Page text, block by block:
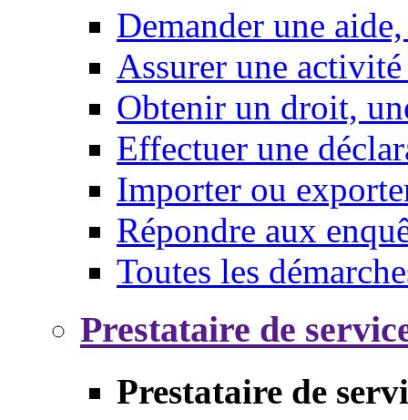
Demander une
Assurer une
Obtenir un droit,
Effectuer une
Importer ou
Répondre aux
Toutes les
Prestataire de
Prestataire de